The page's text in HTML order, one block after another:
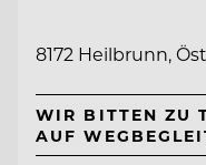
8172 Heilbrunn,
WIR BITTEN ZU
AUF